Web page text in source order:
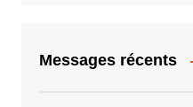
Messages récents